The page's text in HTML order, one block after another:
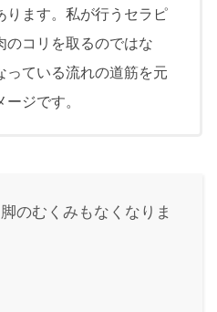
ります。私が行うセラピ
のコリを取るのではな
っている流れの道筋を元
ージです。
のむくみもなくなりま